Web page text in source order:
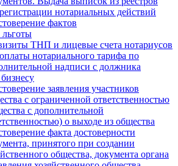
нотариальных действий
фактов
ТНП и лицевые счета нотариусов
нотариального тарифа по
надписи с должника
заявления участников
с ограниченной ответственностью
с дополнительной
о выходе из общества
факта достоверности
принятого при создании
общества, документа органа